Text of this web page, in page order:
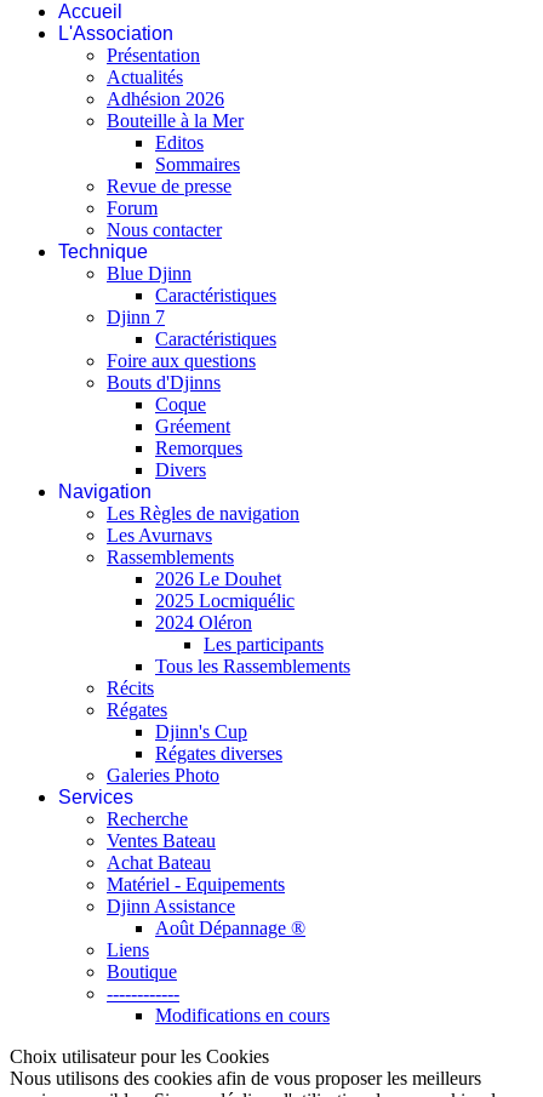
Accueil
L'Association
Présentation
Actualités
Adhésion 2026
Bouteille à la Mer
Editos
Sommaires
Revue de presse
Forum
Nous contacter
Technique
Blue Djinn
Caractéristiques
Djinn 7
Caractéristiques
Foire aux questions
Bouts d'Djinns
Coque
Gréement
Remorques
Divers
Navigation
Les Règles de navigation
Les Avurnavs
Rassemblements
2026 Le Douhet
2025 Locmiquélic
2024 Oléron
Les participants
Tous les Rassemblements
Récits
Régates
Djinn's Cup
Régates diverses
Galeries Photo
Services
Recherche
Ventes Bateau
Achat Bateau
Matériel - Equipements
Djinn Assistance
Août Dépannage ®
Liens
Boutique
------------
Modifications en cours
Choix utilisateur pour les Cookies
Nous utilisons des cookies afin de vous proposer les meilleurs